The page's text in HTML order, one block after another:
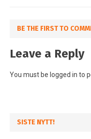
BE THE FIRST TO
Leave a Reply
You must be logged in to
SISTE NYTT!